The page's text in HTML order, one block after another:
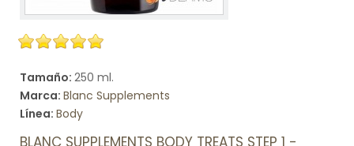
Tamaño: 250 ml.
Marca: Blanc Supplements
Línea: Body
BLANC SUPPLEMENTS BODY TREATS STEP 1 -